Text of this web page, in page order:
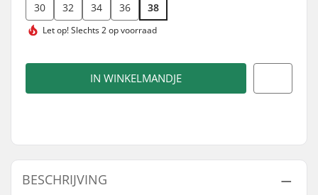
30
32 34 36 38
Let op!Slechts 2 op voorraad
IN WINKELMANDJE
BESCHRIJVING